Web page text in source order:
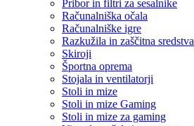
Pribor in filtri za sesalnike
Računalniška očala
Računalniške igre
Razkužila in zaščitna sredstva
Skiroji
Športna oprema
Stojala in ventilatorji
Stoli in mize
Stoli in mize Gaming
Stoli in mize za gaming